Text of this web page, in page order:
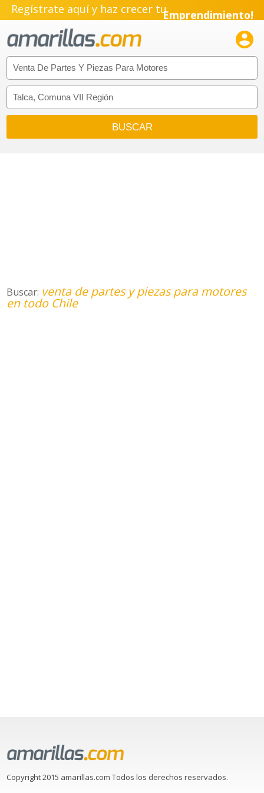
Regístrate aquí y haz crecer tuEmprendimiento!

Buscar: venta de partes y piezas para motores
en todo Chile
Copyright 2015 amarillas.com Todos los derechos reservados.